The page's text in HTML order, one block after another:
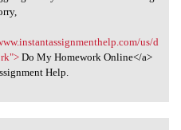
us/d
Do My Homework Online</a>
Help.